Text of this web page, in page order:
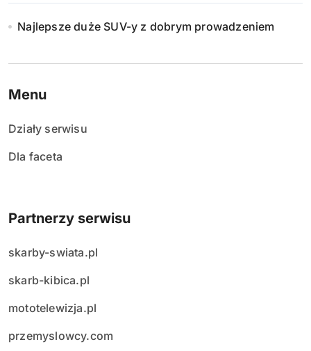
Najlepsze duże SUV-y z dobrym prowadzeniem
Menu
Działy serwisu
Dla faceta
Partnerzy serwisu
skarby-swiata.pl
skarb-kibica.pl
mototelewizja.pl
przemyslowcy.com